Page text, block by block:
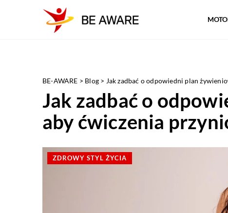
BE-AWARE > Blog > Jak zadbać o odpowiedni plan
Jak zadbać o
aby ćwiczenia
ZDROWY STYL ŻYCIA